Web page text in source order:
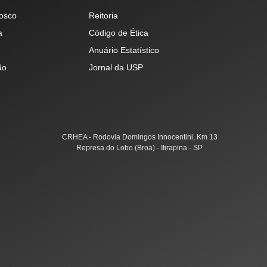
Reitoria
Código de Ética
Anuário Estatístico
Jornal da USP
CRHEA - Rodovia Domingos Innocentini, Km 13
Represa do Lobo (Broa) - Itirapina - SP